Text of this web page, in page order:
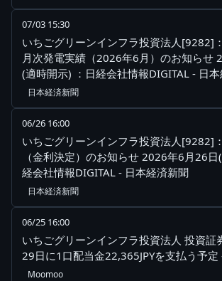
07/03 15:30
いちごグリーンインフラ投資法人[9282]
月次発電実績（2026年6月）のお知らせ
(適時開示) ：日経会社情報DIGITAL - 日
日本経済新聞
06/26 16:00
いちごグリーンインフラ投資法人[9282]
（金利決定）のお知らせ 2026年6月26
経会社情報DIGITAL - 日本経済新聞
日本経済新聞
06/25 16:00
いちごグリーンインフラ投資法人 投資証
29日に1口配当金22,365JPYを支払う予
Moomoo